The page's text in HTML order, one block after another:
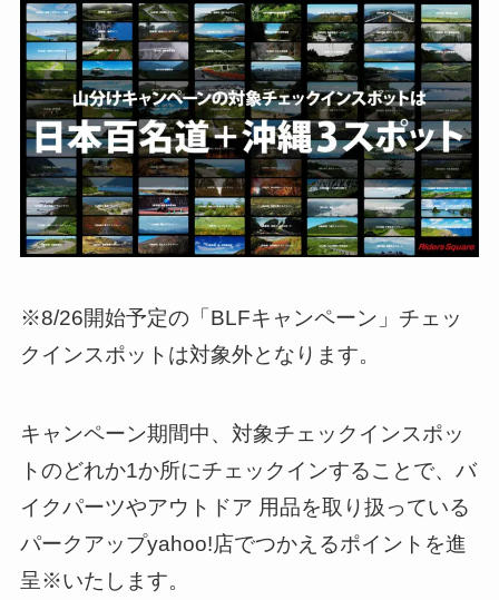
※8/26開始予定の「BLFキャンペーン」チェッ
クインスポットは対象外となります。
キャンペーン期間中、対象チェックインスポッ
トのどれか1か所にチェックインすることで、バ
イクパーツやアウトドア 用品を取り扱っている
パークアップyahoo!店でつかえるポイントを進
呈※いたします。